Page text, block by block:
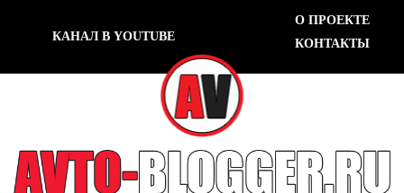
КАНАЛ В YOUTUBE
О ПРОЕКТЕ
КОНТАКТЫ